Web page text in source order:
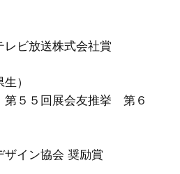
ビ放送株式会社賞
）
５５回展会友推挙 第６
イン協会 奨励賞